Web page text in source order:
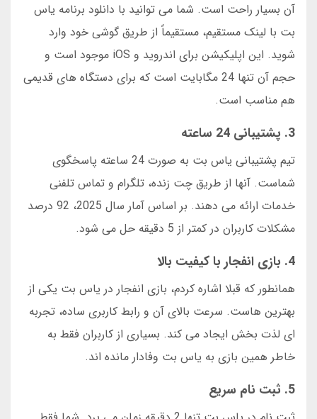
آن بسیار راحت است. شما می توانید با دانلود برنامه یاس
بت با لینک مستقیم، مستقیماً از طریق گوشی خود وارد
شوید. این اپلیکیشن برای اندروید و iOS موجود است و
حجم آن تنها 24 مگابایت است که برای دستگاه های قدیمی
هم مناسب است.
3. پشتیبانی 24 ساعته
تیم پشتیبانی یاس بت به صورت 24 ساعته پاسخگوی
شماست. آنها از طریق چت زنده، تلگرام و تماس تلفنی
خدمات ارائه می دهند. بر اساس آمار سال 2025، 92 درصد
مشکلات کاربران در کمتر از 5 دقیقه حل می شود.
4. بازی انفجار با کیفیت بالا
همانطور که قبلا اشاره کردم، بازی انفجار در یاس بت یکی از
بهترین هاست. سرعت بالای آن و رابط کاربری ساده، تجربه
ای لذت بخش ایجاد می کند. بسیاری از کاربران فقط به
خاطر همین بازی به یاس بت وفادار مانده اند.
5. ثبت نام سریع